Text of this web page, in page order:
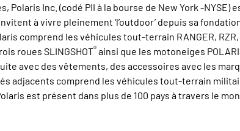
Polaris Inc. (codé PII à la bourse de New York -
à vivre pleinement ‘l’outdoor’ depuis sa
comprend les véhicules tout-terrain RANGER,
roues SLINGSHOT®ainsi que les motoneiges
avec des vêtements, des accessoires avec les
adjacents comprend les véhicules tout-terrain
est présent dans plus de 100 pays à travers le